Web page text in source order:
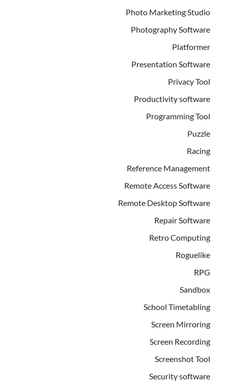
Photo Marketing Studio
Photography Software
Platformer
Presentation Software
Privacy Tool
Productivity software
Programming Tool
Puzzle
Racing
Reference Management
Remote Access Software
Remote Desktop Software
Repair Software
Retro Computing
Roguelike
RPG
Sandbox
School Timetabling
Screen Mirroring
Screen Recording
Screenshot Tool
Security software